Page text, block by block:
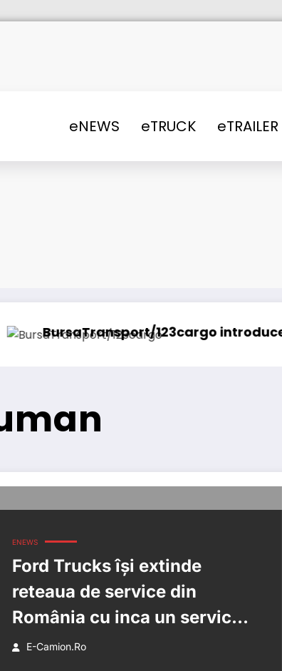
eNEWS eTRUCK eTRAILER
123cargo introduce o nouă
ENEWS
Ford Trucks își extinde
reteaua de service din
România cu inca un service
la Craiova
E-Camion.ro